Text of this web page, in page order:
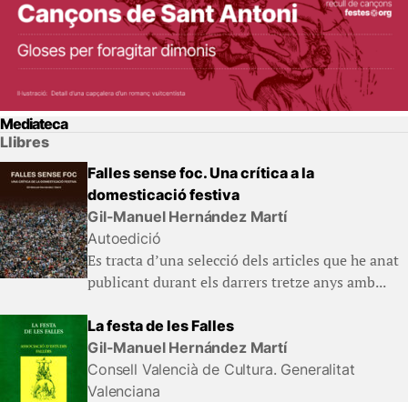
Mediateca
Llibres
Falles sense foc. Una crítica a la
domesticació festiva
Gil-Manuel Hernández Martí
Autoedició
Es tracta d’una selecció dels articles que he anat
publicant durant els darrers tretze anys amb...
La festa de les Falles
Gil-Manuel Hernández Martí
Consell Valencià de Cultura. Generalitat
Valenciana